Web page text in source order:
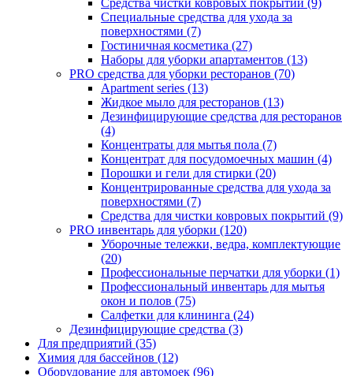
Специальные средства для ухода за
поверхностями (7)
Гостиничная косметика (27)
Наборы для уборки апартаментов (13)
PRO средства для уборки ресторанов (70)
Apartment series (13)
Жидкое мыло для ресторанов (13)
Дезинфицирующие средства для ресторанов
(4)
Концентраты для мытья пола (7)
Концентрат для посудомоечных машин (4)
Порошки и гели для стирки (20)
Концентрированные средства для ухода за
поверхностями (7)
Средства для чистки ковровых покрытий (9)
PRO инвентарь для уборки (120)
Уборочные тележки, ведра, комплектующие
(20)
Профессиональные перчатки для уборки (1)
Профессиональный инвентарь для мытья
окон и полов (75)
Салфетки для клининга (24)
Дезинфицирующие средства (3)
Для предприятий (35)
Химия для бассейнов (12)
Оборудование для автомоек (96)